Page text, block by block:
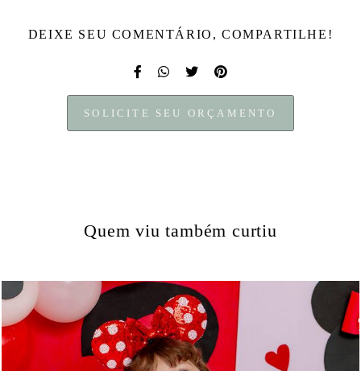
DEIXE SEU COMENTÁRIO, COMPARTILHE!
SOLICITE SEU ORÇAMENTO
Quem viu também curtiu